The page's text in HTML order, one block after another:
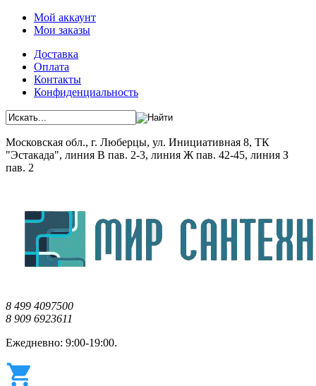
Мой аккаунт
Мои заказы
Доставка
Оплата
Контакты
Конфиденциальность
Московская обл., г. Люберцы, ул. Инициативная 8, ТК
"Эстакада", линия В пав. 2-3, линия Ж пав. 42-45, линия З
пав. 2
8 499 4097500
8 909 6923611
Ежедневно: 9:00-19:00.